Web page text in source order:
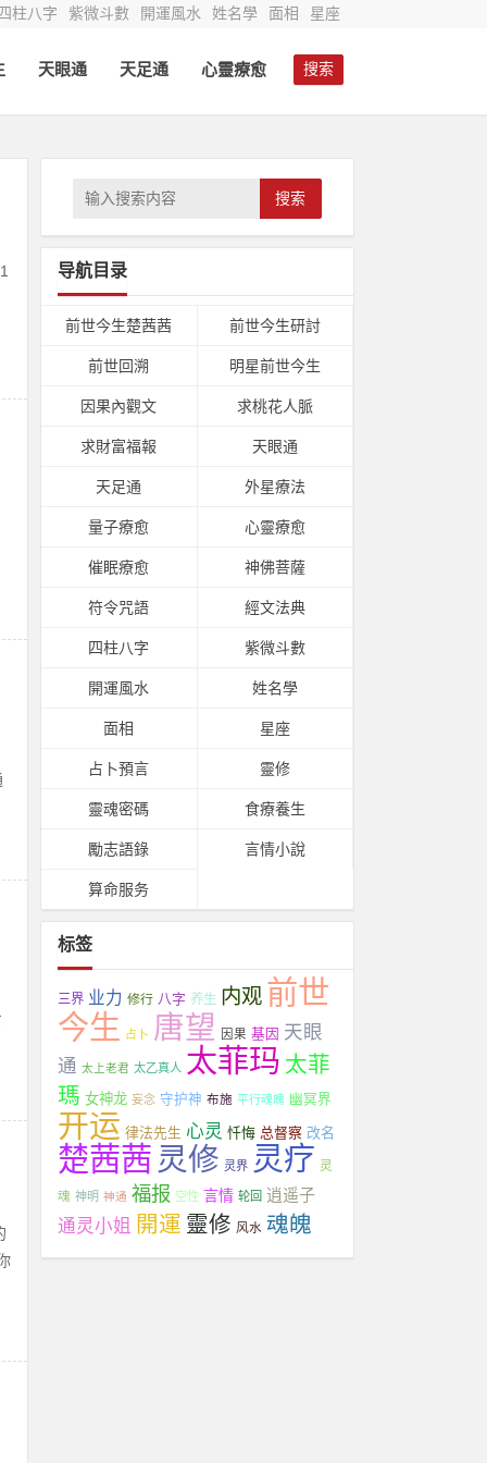
四柱八字 紫微斗數 開運風水 姓名學 面相
星座
搜索
天眼通 天足通 心靈療愈
搜索
导航目录
前世今生楚茜茜 前世今生研討
前世回溯 明星前世今生
因果內觀文 求桃花人脈
求財富福報 天眼通
天足通 外星療法
量子療愈 心靈療愈
催眠療愈 神佛菩薩
符令咒語 經文法典
四柱八字 紫微斗數
開運風水 姓名學
面相 星座
占卜預言 靈修
靈魂密碼 食療養生
勵志語錄 言情小說
算命服务
标签
三界 业力 修行 八字 养生 内观 前世
今生 占卜 唐望 因果 基因 天眼
通 太上老君 太乙真人 太菲玛 太菲
瑪 女神龙 妄念 守护神 布施 平行魂魄 幽冥界
开运 律法先生 心灵 忏悔 总督察 改名
楚茜茜 灵修 灵界 灵疗 灵
魂 神明 神通 福报 空性 言情 轮回 逍遥子
通灵小姐 開運 靈修 风水 魂魄